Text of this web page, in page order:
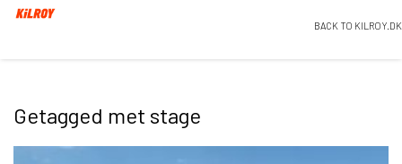
BACK TO KILROY.DK
Getagged met stage